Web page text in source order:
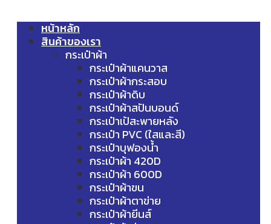
หน้าหลัก
สินค้าของเรา
กระเป๋าผ้า
กระเป๋าผ้าแคนวาส
กระเป๋าผ้ากระสอบ
กระเป๋าผ้าดิบ
กระเป๋าผ้าสปันบอนด์
กระเป๋าเป้สะพายหลัง
กระเป๋า PVC (ใสและสี)
กระเป๋าบุฟองน้ำ
กระเป๋าผ้า 420D
กระเป๋าผ้า 600D
กระเป๋าผ้าขน
กระเป๋าผ้าตาข่าย
กระเป๋าผ้ายีนส์